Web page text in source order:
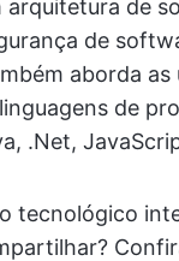
arquitetura de
de
aborda as
de
.Net,
tecnológico